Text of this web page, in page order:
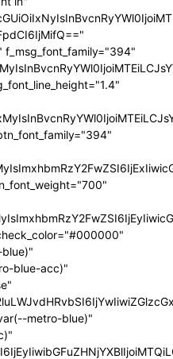
blue-acc)"
metro-blue)"